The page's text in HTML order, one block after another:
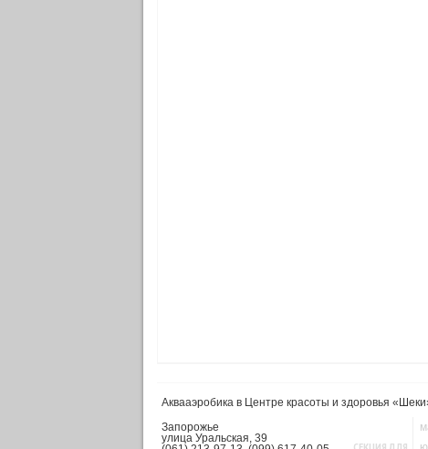
Аквааэробика в Центре красоты и здоровья
Запорожье
улица Уральская, 39